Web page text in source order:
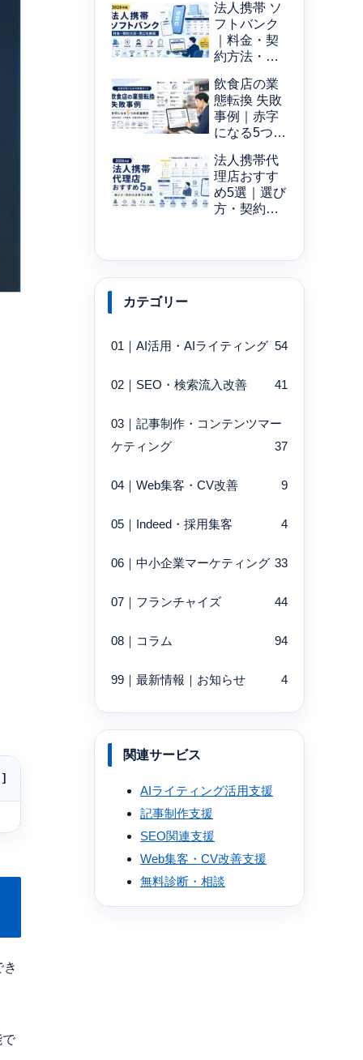
で
版】
法人携帯 ソ
フトバンク
｜料金・契
約方法・窓
【2026年
版】
飲食店の業
態転換 失敗
事例｜赤字
になる5つの
法人携帯代
理店おすす
め5選｜選び
方・契約の
版】
カテゴリー
01｜AI活用・AIライティング 54
02｜SEO・検索流入改善 41
03｜記事制作・コンテンツマー
ケティング
37
04｜Web集客・CV改善 9
05｜Indeed・採用集客 4
06｜中小企業マーケティング 33
07｜フランチャイズ 44
08｜コラム 94
99｜最新情報｜お知らせ 4
関連サービス
AIライティング活用支援
記事制作支援
SEO関連支援
Web集客・CV改善支援
無料診断・相談